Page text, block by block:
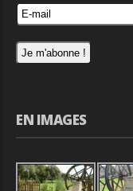
EN IMAGES